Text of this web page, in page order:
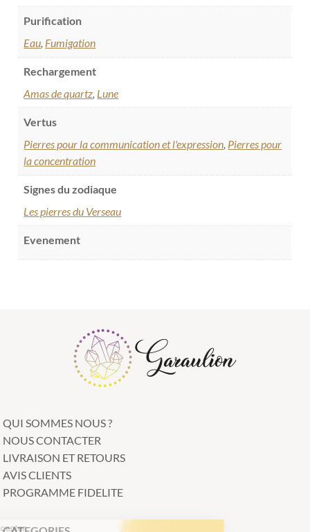
Purification
Eau, Fumigation
Rechargement
Amas de quartz, Lune
Vertus
Pierres pour la communication et l'expression, Pierres pour
la concentration
Signes du zodiaque
Les pierres du Verseau
Evenement
QUI SOMMES NOUS ?
NOUS CONTACTER
LIVRAISON ET RETOURS
AVIS CLIENTS
PROGRAMME FIDELITE
Continuer sans accepter